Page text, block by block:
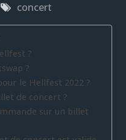
concert
?
?
le Hellfest 2022 ?
de concert ?
sur un billet